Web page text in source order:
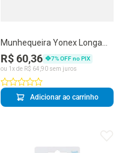
Munhequeira Yonex Longa
Cinza e Preta
R$ 60,36 7% OFF no PIX
ou 1 x de R$ 64,90sem juros
Adicionar ao carrinho